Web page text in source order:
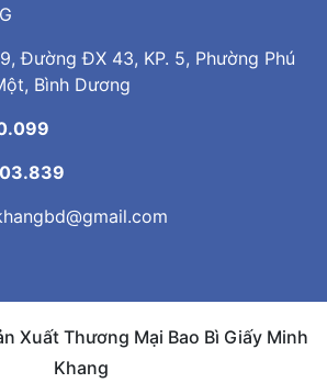
Đường ĐX 43, KP. 5, Phường Phú
Bình Dương
Xuất Thương Mại Bao Bì Giấy Minh
Khang